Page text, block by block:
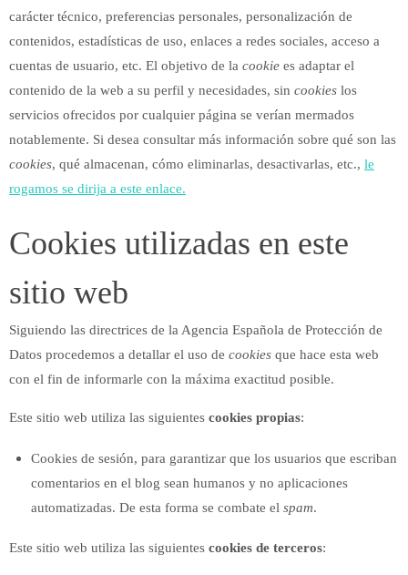
carácter técnico, preferencias personales, personalización de
contenidos, estadísticas de uso, enlaces a redes sociales, acceso a
cuentas de usuario, etc. El objetivo de la cookie es adaptar el
contenido de la web a su perfil y necesidades, sin cookies los
servicios ofrecidos por cualquier página se verían mermados
notablemente. Si desea consultar más información sobre qué son las
cookies, qué almacenan, cómo eliminarlas, desactivarlas, etc., le
rogamos se dirija a este enlace.
Cookies utilizadas en este
sitio web
Siguiendo las directrices de la Agencia Española de Protección de
Datos procedemos a detallar el uso de cookies que hace esta web
con el fin de informarle con la máxima exactitud posible.
Este sitio web utiliza las siguientes cookies propias:
Cookies de sesión, para garantizar que los usuarios que escriban
comentarios en el blog sean humanos y no aplicaciones
automatizadas. De esta forma se combate elspam.
Este sitio web utiliza las siguientes cookies de terceros: